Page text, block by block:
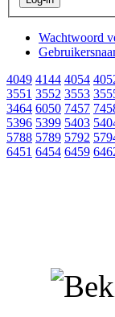
Wachtwoord
4049 4144 4054
3551 3552 3553
3464 6050 7457
5396 5399 5403
5788 5789 5792
6451 6454 6459